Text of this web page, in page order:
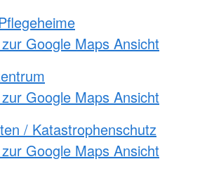
Google Maps Ansicht
Google Maps Ansicht
/ Katastrophenschutz
Google Maps Ansicht